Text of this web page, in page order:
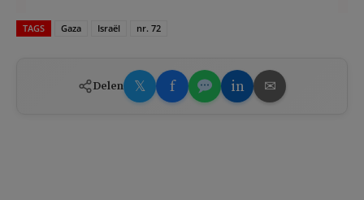
TAGS Gaza Israël nr. 72
Delen 𝕏 f in ✉